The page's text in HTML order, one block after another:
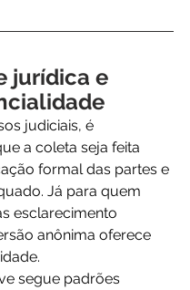
jurídica e
judiciais, é
a coleta seja feita
formal das partes e
Já para quem
esclarecimento
anônima oferece
segue padrões